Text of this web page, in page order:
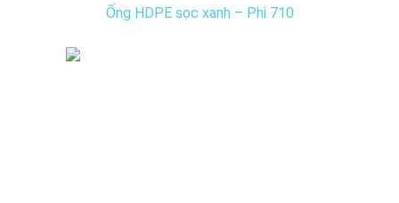
Ống HDPE sọc xanh – Phi 710